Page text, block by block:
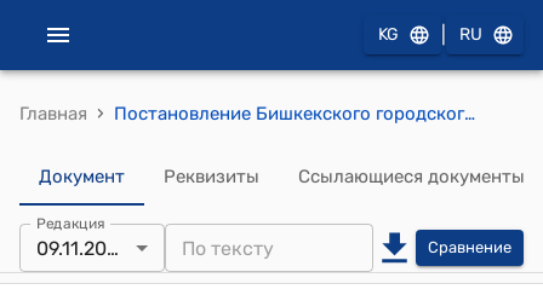
KG RU
Главная › Постановление Бишкекского городского кенеша от 9 ноября 2022 года № 56 "О внесении изменений и дополнений в постановление Бишкекского городского кенеша «Об утверждении Положения о порядке выкупа земельных участков, ранее предоставленных во временное (срочное) пользование на условиях аренды под проектирование и строительство многоквартирных домов в городе Бишкеке» от 14 января 2020 года № 139" токтому
Документ Реквизиты Ссылающиеся документы
Редакция
09.11.2022 Сравнение